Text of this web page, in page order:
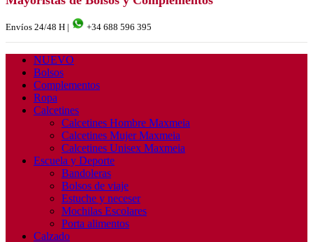
Envíos 24/48 H | +34 688 596 395
NUEVO
Bolsos
Complementos
Ropa
Calcetines
Calcetines Hombre Maxmeia
Calcetines Mujer Maxmeia
Calcetines Unisex Maxmeia
Escuela y Deporte
Bandoleras
Bolsos de viaje
Estuche y neceser
Mochilas Escolares
Porta alimentos
Calzado